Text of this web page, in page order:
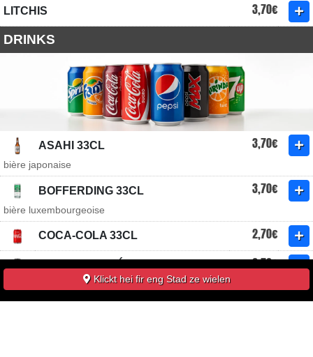
LITCHIS 3,70€
DRINKS
ASAHI 33CL 3,70€
bière japonaise
BOFFERDING 33CL 3,70€
bière luxembourgeoise
COCA-COLA 33CL 2,70€
2,70€
FANTA ORANGE 33CL 2,70€
Klickt hei fir eng Stad ze wielen